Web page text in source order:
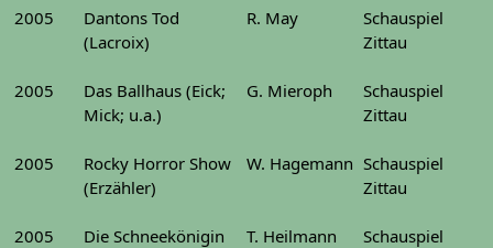
2005
Dantons Tod
(Lacroix)
R. May
Schauspiel
Zittau
2005
Das Ballhaus (Eick;
Mick; u.a.)
G. Mieroph
Schauspiel
Zittau
2005
Rocky Horror Show
(Erzähler)
W. Hagemann Schauspiel
Zittau
2005
Die Schneekönigin
T. Heilmann
Schauspiel